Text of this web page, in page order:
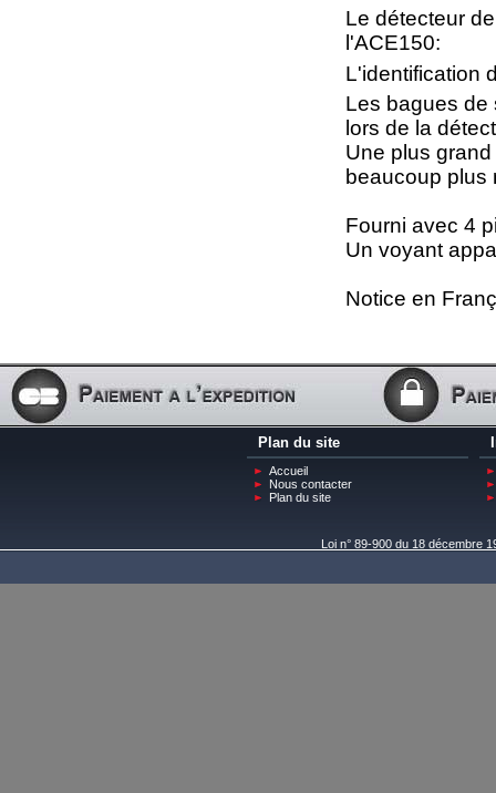
Le détecteur
l'ACE150:
L'identification
Les bagues de
lors de la
Une plus
beaucoup plus
Fourni avec 4
Un voyant
Notice en
Plan du site
Accueil
Nous contacter
Plan du site
Loi n° 89-900 du 18 décembre